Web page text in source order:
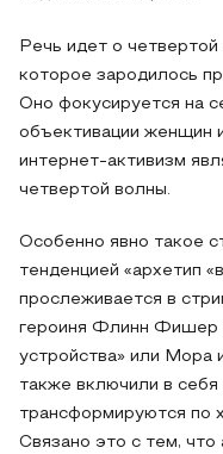
Речь идет о
которое зародилось
Оно фокусируется на
объективации женщин
интернет-активизм
четвертой волны.
Особенно явно такое
тенденцией «архетип
прослеживается в
героиня Флинн Фишер
устройства» или Мора
также включили в
трансформируются по
Связано это с тем,